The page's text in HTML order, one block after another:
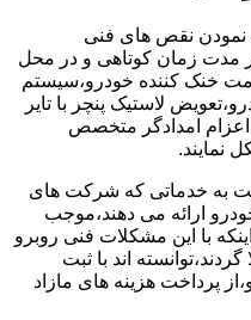
نمودن نقص های فنی
مدت زمان کوتاهی و در محل
خنک کننده خودرو،سیستم
لاستیک پنچر با تایر
اعزام امدادگر متخصص
نمایند.
به خدماتی که شرکت های
ارائه می دهند،موجب
با این مشکلات فنی روبرو
اند با ثبت
پرداخت هزینه های مازاد